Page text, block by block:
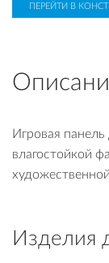
ПЕРЕЙТИ В
Игровая
влагостойкой
Изделия